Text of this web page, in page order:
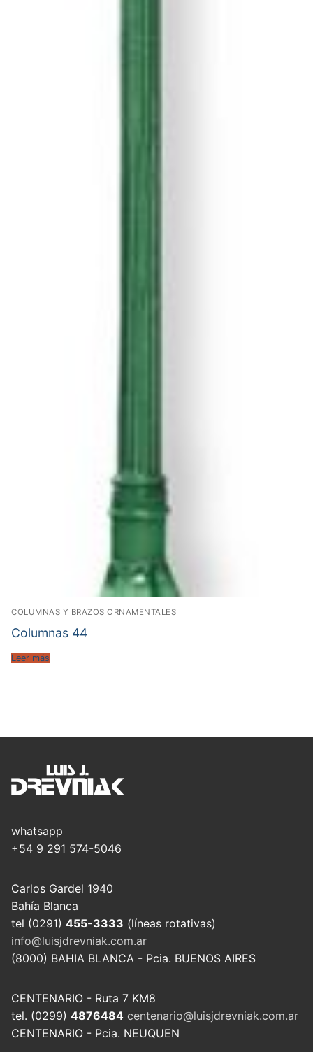
COLUMNAS Y BRAZOS ORNAMENTALES
Columnas 44
Leer más
whatsapp
+54 9 291 574-5046
Carlos Gardel 1940
Bahía Blanca
tel (0291) 455-3333 (líneas rotativas)
info@luisjdrevniak.com.ar
(8000) BAHIA BLANCA - Pcia. BUENOS AIRES
CENTENARIO - Ruta 7 KM8
tel. (0299) 4876484 centenario@luisjdrevniak.com.ar
CENTENARIO - Pcia. NEUQUEN